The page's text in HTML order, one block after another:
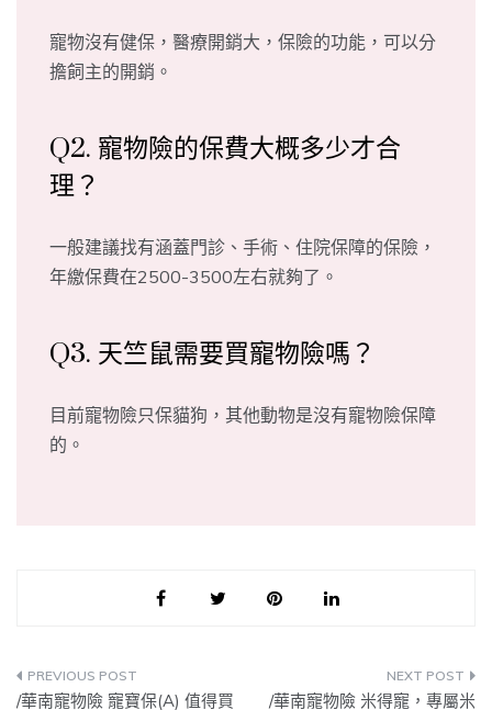
寵物沒有健保，醫療開銷大，保險的功能，可以分
擔飼主的開銷。
Q2. 寵物險的保費大概多少才合
理？
一般建議找有涵蓋門診、手術、住院保障的保險，
年繳保費在2500-3500左右就夠了。
Q3. 天竺鼠需要買寵物險嗎？
目前寵物險只保貓狗，其他動物是沒有寵物險保障
的。
文
/華南寵物險 寵寶保(A) 值得買 /華南寵物險 米得寵，專屬米